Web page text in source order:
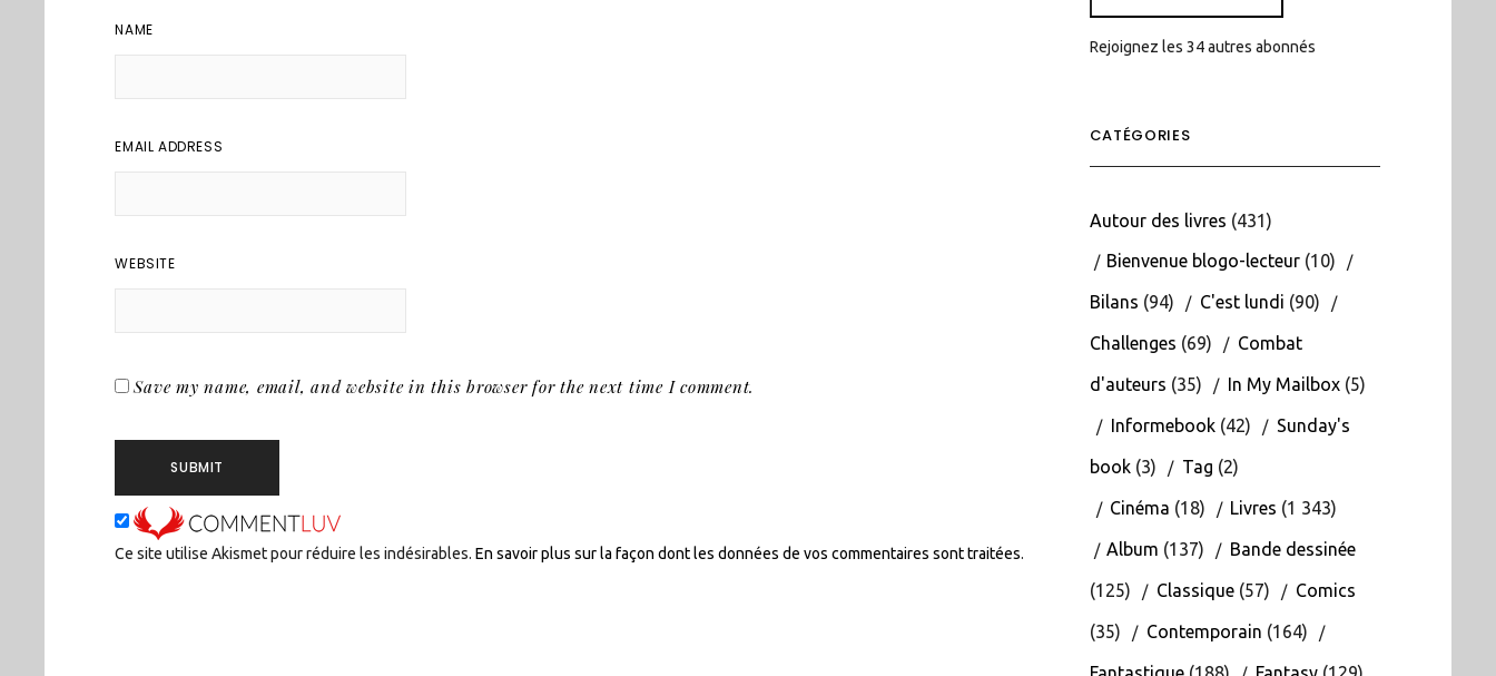
NAME
EMAIL ADDRESS
WEBSITE
Save my name, email, and website in this browser for the next time I comment.
Ce site utilise Akismet pour réduire les indésirables.En savoir plus sur la façon dont les données de vos commentaires sont traitées.
Rejoignez les 34 autres abonnés
CATÉGORIES
Autour des livres (431)
Bienvenue blogo-lecteur(10)
Bilans (94) C'est lundi (90)
Challenges (69) Combat
d'auteurs (35) In My Mailbox(5)
Informebook(42) Sunday's
book(3) Tag (2)
Cinéma (18) Livres (1 343)
Album (137) Bande dessinée
(125) Classique(57) Comics
(35) Contemporain (164)